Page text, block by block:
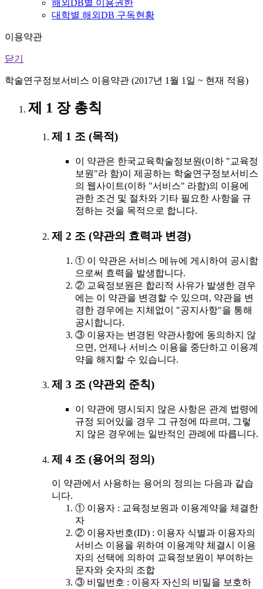
해외DB별 이용권한
대학별 해외DB 구독현황
이용약관
닫기
학술연구정보서비스 이용약관 (2017년 1월 1일 ~ 현재 적용)
제 1 장 총칙
제 1 조 (목적)
이 약관은 한국교육학술정보원(이하 "교육정
보원"라 함)이 제공하는 학술연구정보서비스
의 웹사이트(이하 "서비스" 라함)의 이용에
관한 조건 및 절차와 기타 필요한 사항을 규
정하는 것을 목적으로 합니다.
제 2 조 (약관의 효력과 변경)
① 이 약관은 서비스 메뉴에 게시하여 공시함
으로써 효력을 발생합니다.
② 교육정보원은 합리적 사유가 발생한 경우
에는 이 약관을 변경할 수 있으며, 약관을 변
경한 경우에는 지체없이 "공지사항"을 통해
공시합니다.
③ 이용자는 변경된 약관사항에 동의하지 않
으면, 언제나 서비스 이용을 중단하고 이용계
약을 해지할 수 있습니다.
제 3 조 (약관외 준칙)
이 약관에 명시되지 않은 사항은 관계 법령에
규정 되어있을 경우 그 규정에 따르며, 그렇
지 않은 경우에는 일반적인 관례에 따릅니다.
제 4 조 (용어의 정의)
이 약관에서 사용하는 용어의 정의는 다음과 같습
니다.
① 이용자 : 교육정보원과 이용계약을 체결한
자
② 이용자번호(ID) : 이용자 식별과 이용자의
서비스 이용을 위하여 이용계약 체결시 이용
자의 선택에 의하여 교육정보원이 부여하는
문자와 숫자의 조합
③ 비밀번호 : 이용자 자신의 비밀을 보호하